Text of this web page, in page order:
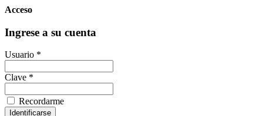
Acceso
Ingrese a su cuenta
Usuario *
Clave *
Recordarme